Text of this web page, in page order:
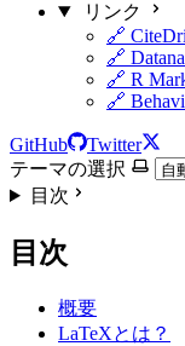
リンク
🔗
🔗
🔗 R
🔗
GitHub
Twitter
テーマの選択
目次
目次
概要
LaTeXとは？